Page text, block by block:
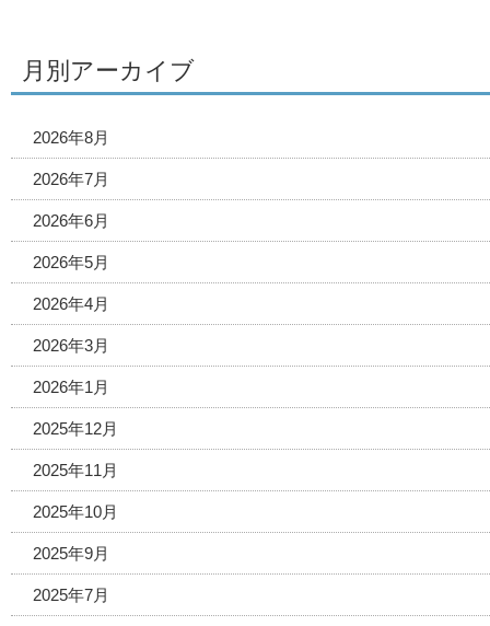
月別アーカイブ
2026年8月
2026年7月
2026年6月
2026年5月
2026年4月
2026年3月
2026年1月
2025年12月
2025年11月
2025年10月
2025年9月
2025年7月